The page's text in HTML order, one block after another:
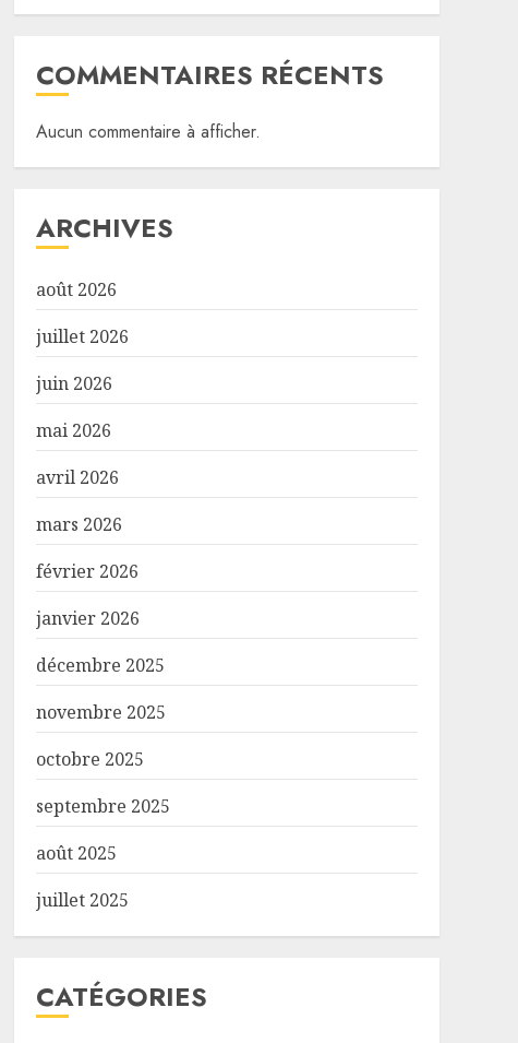
COMMENTAIRES RÉCENTS
Aucun commentaire à afficher.
ARCHIVES
août 2026
juillet 2026
juin 2026
mai 2026
avril 2026
mars 2026
février 2026
janvier 2026
décembre 2025
novembre 2025
octobre 2025
septembre 2025
août 2025
juillet 2025
CATÉGORIES